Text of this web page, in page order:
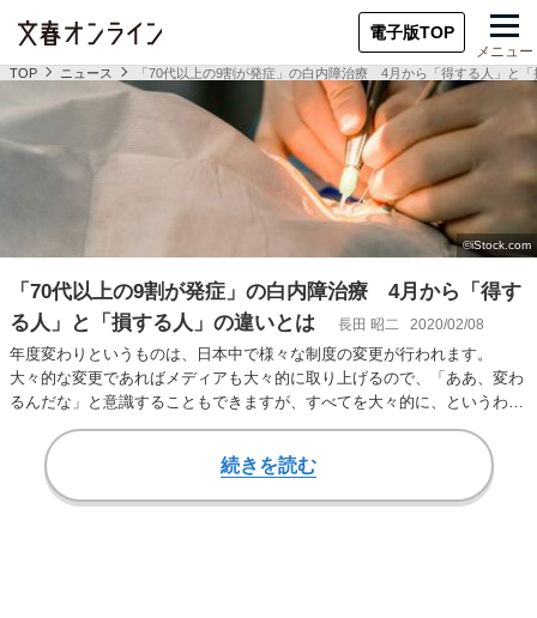
電子版TOP
メニュー
TOP ニュース 「70代以上の9割が発症」の白内障治療 4月から「得する人」と
「70代以上の9割が発症」の白内障治療 4月から「得す
る人」と「損する人」の違いとは
長田 昭二 2020/02/08
年度変わりというものは、日本中で様々な制度の変更が行われます。
大々的な変更であればメディアも大々的に取り上げるので、「ああ、変わ
るんだな」と意識することもできますが、すべてを大々的に、というわけ
にもいきません。中…
続きを読む